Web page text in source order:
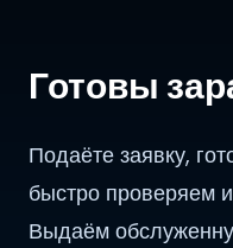
Готовы
Подаёте заявку,
быстро проверяем
Выдаём